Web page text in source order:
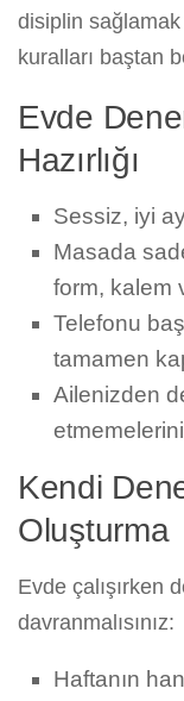
disiplin
kuralları baştan
Evde
Hazırlığı
Sessiz, iyi
Masada
form, kalem
Telefonu
tamamen
Ailenizden
Kendi
Oluşturma
Evde çalışırken
davranmalısınız:
Haftanın